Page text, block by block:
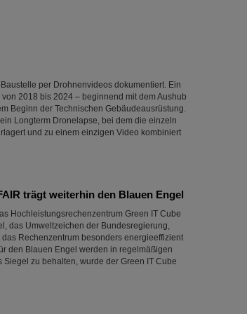
per Drohnenvideos dokumentiert. Ein
2018 bis 2024 – beginnend mit dem Aushub
Beginn der Technischen Gebäudeausrüstung.
Longterm Dronelapse, bei dem die einzeln
und zu einem einzigen Video kombiniert
trägt weiterhin den Blauen Engel
Hochleistungsrechenzentrum Green IT Cube
das Umweltzeichen der Bundesregierung,
Rechenzentrum besonders energieeffizient
den Blauen Engel werden in regelmäßigen
zu behalten, wurde der Green IT Cube